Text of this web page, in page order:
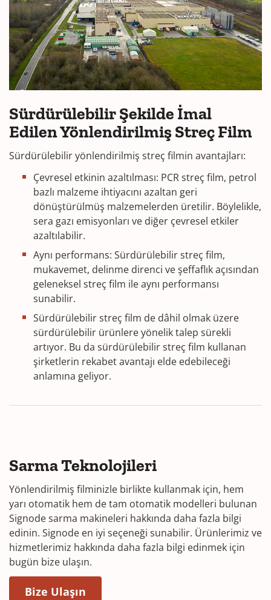
Sürdürülebilir Şekilde İmal
Edilen Yönlendirilmiş Streç Film
Sürdürülebilir yönlendirilmiş streç filmin avantajları:
Çevresel etkinin azaltılması: PCR streç film, petrol
bazlı malzeme ihtiyacını azaltan geri
dönüştürülmüş malzemelerden üretilir. Böylelikle,
sera gazı emisyonları ve diğer çevresel etkiler
azaltılabilir.
Aynı performans: Sürdürülebilir streç film,
mukavemet, delinme direnci ve şeffaflık açısından
geleneksel streç film ile aynı performansı
sunabilir.
Sürdürülebilir streç film de dâhil olmak üzere
sürdürülebilir ürünlere yönelik talep sürekli
artıyor. Bu da sürdürülebilir streç film kullanan
şirketlerin rekabet avantajı elde edebileceği
anlamına geliyor.
Sarma Teknolojileri
Yönlendirilmiş filminizle birlikte kullanmak için, hem
yarı otomatik hem de tam otomatik modelleri bulunan
Signode sarma makineleri hakkında daha fazla bilgi
edinin. Signode en iyi seçeneği sunabilir. Ürünlerimiz ve
hizmetlerimiz hakkında daha fazla bilgi edinmek için
bugün bize ulaşın.
Bize Ulaşın